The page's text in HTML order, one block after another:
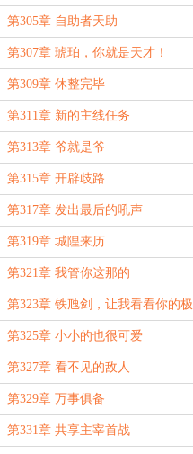
第305章 自助者天助
第307章 琥珀，你就是天才！
第309章 休整完毕
第311章 新的主线任务
第313章 爷就是爷
第315章 开辟歧路
第317章 发出最后的吼声
第319章 城隍来历
第321章 我管你这那的
第323章 铁虺剑，让我看看你的极
限！
第325章 小小的也很可爱
第327章 看不见的敌人
第329章 万事俱备
第331章 共享主宰首战